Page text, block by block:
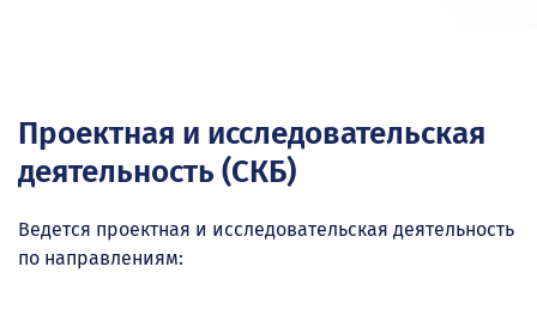
Проектная и исследовательская
деятельность (СКБ)
Ведется проектная и исследовательская деятельность
по направлениям: